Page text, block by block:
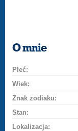
O mnie
Płeć:
Wiek:
Znak zodiaku:
Stan:
Lokalizacja: